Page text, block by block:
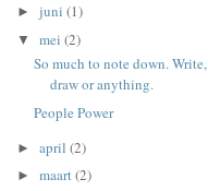
► juni (1)
▼ mei (2)
So much to note down. Write,
draw or anything.
People Power
► april (2)
► maart(2)